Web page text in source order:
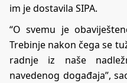
im je dostavila SIPA.
“O svemu je
Trebinje nakon čega se
radnje iz naše
navedenog događaja”,